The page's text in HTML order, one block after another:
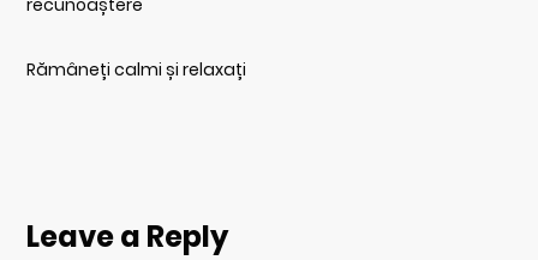
Rămâneți calmi și relaxați
Leave a Reply